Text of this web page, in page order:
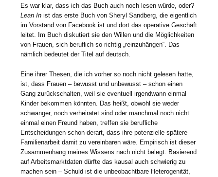
Es war klar, dass ich das Buch auch noch lesen würde, oder?
Lean In ist das erste Buch von Sheryl Sandberg, die eigentlich
im Vorstand von Facebook ist und dort das operative Geschäft
leitet. Im Buch diskutiert sie den Willen und die Möglichkeiten
von Frauen, sich beruflich so richtig „reinzuhängen“. Das
nämlich bedeutet der Titel auf deutsch.
Eine ihrer Thesen, die ich vorher so noch nicht gelesen hatte,
ist, dass Frauen – bewusst und unbewusst – schon einen
Gang zurückschalten, weil sie eventuell irgendwann einmal
Kinder bekommen könnten. Das heißt, obwohl sie weder
schwanger, noch verheiratet sind oder manchmal noch nicht
einmal einen Freund haben, treffen sie berufliche
Entscheidungen schon derart, dass ihre potenzielle spätere
Familienarbeit damit zu vereinbaren wäre. Empirisch ist dieser
Zusammenhang meines Wissens nach nicht belegt. Basierend
auf Arbeitsmarktdaten dürfte das kausal auch schwierig zu
machen sein – Schuld ist die unbeobachtbare Heterogenität,